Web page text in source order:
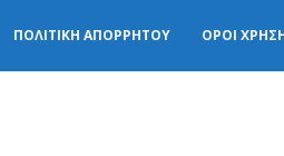
ΠΟΛΙΤΙΚΉ ΑΠΟΡΡΉΤΟΥ ΌΡΟΙ